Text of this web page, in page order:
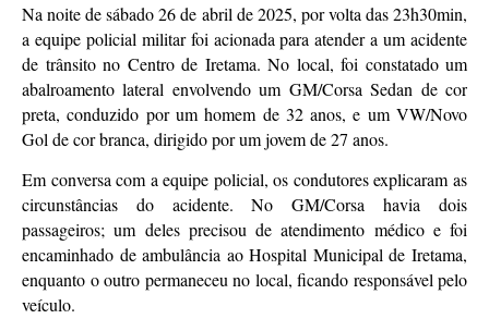
Na noite de sábado 26 de abril de 2025, por volta das 23h30min,
a equipe policial militar foi acionada para atender a um acidente
de trânsito no Centro de Iretama. No local, foi constatado um
abalroamento lateral envolvendo um GM/Corsa Sedan de cor
preta, conduzido por um homem de 32 anos, e um VW/Novo
Gol de cor branca, dirigido por um jovem de 27 anos.
Em conversa com a equipe policial, os condutores explicaram as
circunstâncias do acidente. No GM/Corsa havia dois
passageiros; um deles precisou de atendimento médico e foi
encaminhado de ambulância ao Hospital Municipal de Iretama,
enquanto o outro permaneceu no local, ficando responsável pelo
veículo.